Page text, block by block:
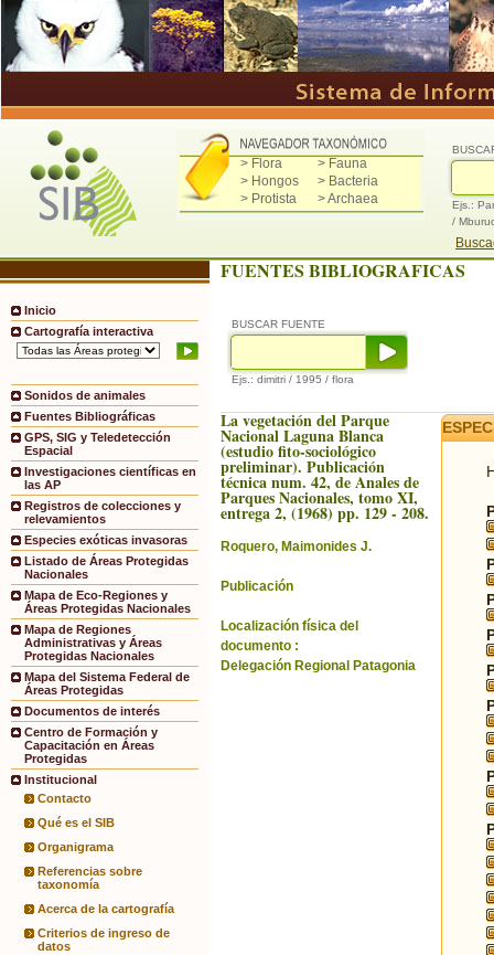
> Flora
> Fauna
> Hongos
> Bacteria
> Protista
> Archaea
Ejs.:
/
Inicio
Cartografía interactiva
Sonidos de animales
Fuentes Bibliográficas
GPS, SIG y Teledetección
Espacial
Investigaciones científicas en
las AP
Registros de colecciones y
relevamientos
Especies exóticas invasoras
Listado de Áreas Protegidas
Nacionales
Mapa de Eco-Regiones y
Áreas Protegidas Nacionales
Mapa de Regiones
Administrativas y Áreas
Protegidas Nacionales
Mapa del Sistema Federal de
Áreas Protegidas
Documentos de interés
Centro de Formación y
Capacitación en Áreas
Protegidas
Institucional
Contacto
Qué es el SIB
Organigrama
Referencias sobre
taxonomía
Acerca de la cartografía
Criterios de ingreso de
datos
FUENTES BIBLIOGRAFICAS
BUSCAR FUENTE
Ejs.: dimitri / 1995 / flora
La vegetación del Parque
Nacional Laguna Blanca
(estudio fito-sociológico
preliminar). Publicación
técnica num. 42, de Anales de
Parques Nacionales, tomo XI,
entrega 2, (1968) pp. 129 - 208.
Roquero, Maimonides J.
Publicación
Localización física del
documento :
Delegación Regional Patagonia